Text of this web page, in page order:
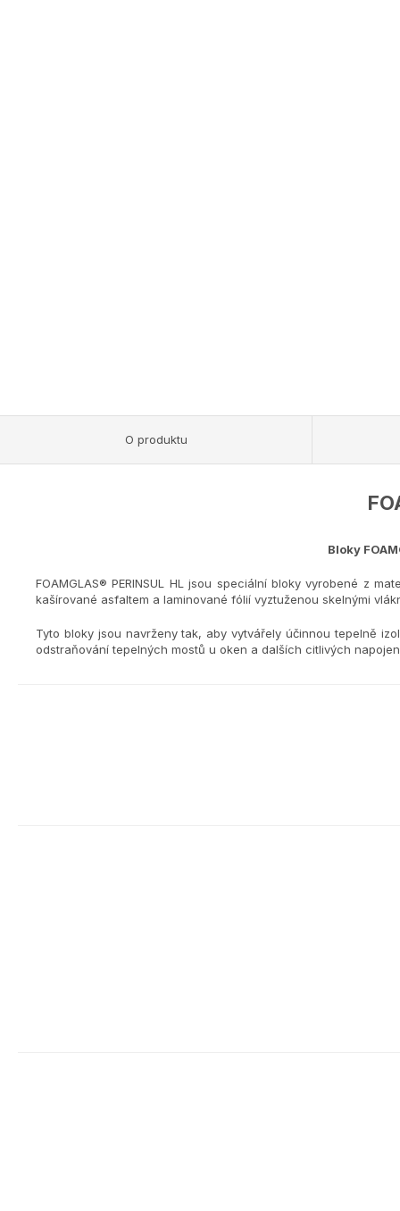
O produktu
Bloky
FOAMGLAS® PERINSUL HL jsou speciální bloky vyrobené z
kašírované asfaltem a laminované fólií vyztuženou skelnými
Tyto bloky jsou navrženy tak, aby vytvářely účinnou tepelně
odstraňování tepelných mostů u oken a dalších citlivých